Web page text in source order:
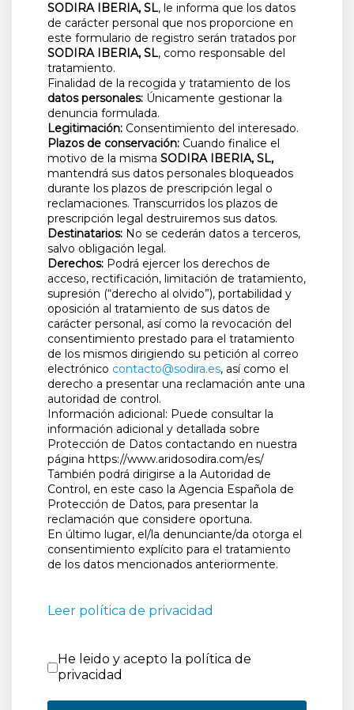
SODIRA IBERIA, SL, le informa que los datos
de carácter personal que nos proporcione en
este formulario de registro serán tratados por
SODIRA IBERIA, SL, como responsable del
tratamiento.
Finalidad de la recogida y tratamiento de los
datos personales: Únicamente gestionar la
denuncia formulada.
Legitimación: Consentimiento del interesado.
Plazos de conservación: Cuando finalice el
motivo de la misma SODIRA IBERIA, SL,
mantendrá sus datos personales bloqueados
durante los plazos de prescripción legal o
reclamaciones. Transcurridos los plazos de
prescripción legal destruiremos sus datos.
Destinatarios: No se cederán datos a terceros,
salvo obligación legal.
Derechos: Podrá ejercer los derechos de
acceso, rectificación, limitación de tratamiento,
supresión (“derecho al olvido”), portabilidad y
oposición al tratamiento de sus datos de
carácter personal, así como la revocación del
consentimiento prestado para el tratamiento
de los mismos dirigiendo su petición al correo
electrónico contacto@sodira.es, así como el
derecho a presentar una reclamación ante una
autoridad de control.
Información adicional: Puede consultar la
información adicional y detallada sobre
Protección de Datos contactando en nuestra
página https://www.aridosodira.com/es/
También podrá dirigirse a la Autoridad de
Control, en este caso la Agencia Española de
Protección de Datos, para presentar la
reclamación que considere oportuna.
En último lugar, el/la denunciante/da otorga el
consentimiento explícito para el tratamiento
de los datos mencionados anteriormente.
Leer política de privacidad
He leido y acepto la política de
He leido y acepto la política de
privacidad